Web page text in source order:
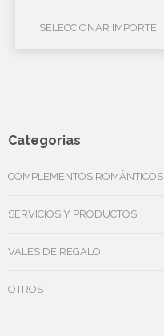
SELECCIONAR IMPORTE
Las
la
de
Categorias
COMPLEMENTOS ROMÁNTICOS
SERVICIOS Y PRODUCTOS
VALES DE REGALO
OTROS